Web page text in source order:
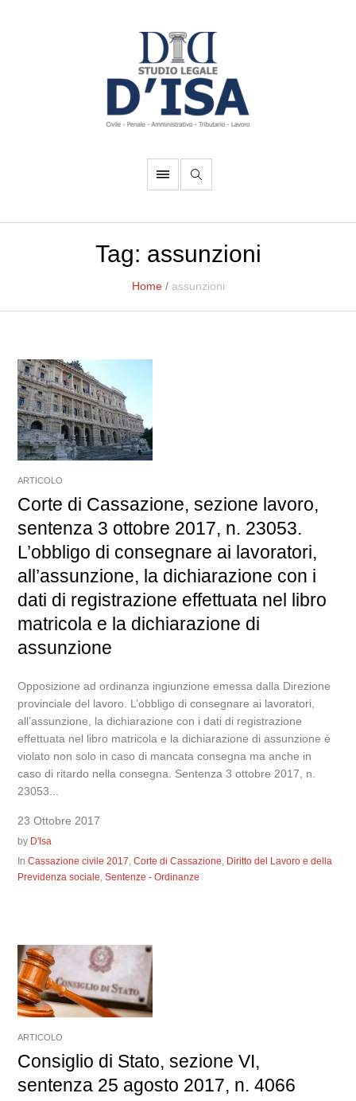
Tag: assunzioni
Home / assunzioni
ARTICOLO
Corte di Cassazione, sezione lavoro,
sentenza 3 ottobre 2017, n. 23053.
L’obbligo di consegnare ai lavoratori,
all’assunzione, la dichiarazione con i
dati di registrazione effettuata nel libro
matricola e la dichiarazione di
assunzione
Opposizione ad ordinanza ingiunzione emessa dalla Direzione
provinciale del lavoro. L’obbligo di consegnare ai lavoratori,
all’assunzione, la dichiarazione con i dati di registrazione
effettuata nel libro matricola e la dichiarazione di assunzione è
violato non solo in caso di mancata consegna ma anche in
caso di ritardo nella consegna. Sentenza 3 ottobre 2017, n.
23053...
23 Ottobre 2017
by D'Isa
InCassazione civile 2017,Corte di Cassazione, Diritto del Lavoro e della
Previdenza sociale,Sentenze - Ordinanze
ARTICOLO
Consiglio di Stato, sezione VI,
sentenza 25 agosto 2017, n. 4066